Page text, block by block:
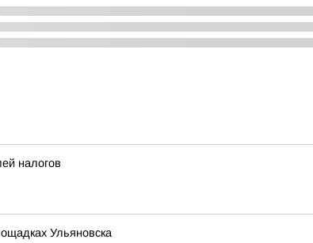
налогов
Ульяновска